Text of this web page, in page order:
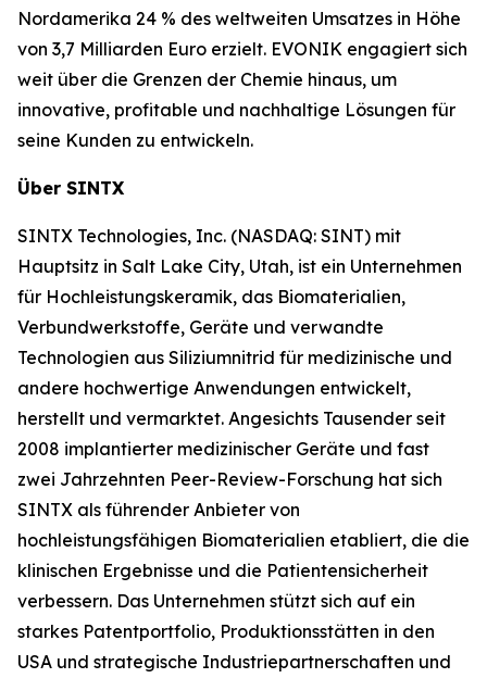
Nordamerika 24 % des weltweiten Umsatzes in Höhe
von 3,7 Milliarden Euro erzielt. EVONIK engagiert sich
weit über die Grenzen der Chemie hinaus, um
innovative, profitable und nachhaltige Lösungen für
seine Kunden zu entwickeln.
Über SINTX
SINTX Technologies, Inc. (NASDAQ: SINT) mit
Hauptsitz in Salt Lake City, Utah, ist ein Unternehmen
für Hochleistungskeramik, das Biomaterialien,
Verbundwerkstoffe, Geräte und verwandte
Technologien aus Siliziumnitrid für medizinische und
andere hochwertige Anwendungen entwickelt,
herstellt und vermarktet. Angesichts Tausender seit
2008 implantierter medizinischer Geräte und fast
zwei Jahrzehnten Peer-Review-Forschung hat sich
SINTX als führender Anbieter von
hochleistungsfähigen Biomaterialien etabliert, die die
klinischen Ergebnisse und die Patientensicherheit
verbessern. Das Unternehmen stützt sich auf ein
starkes Patentportfolio, Produktionsstätten in den
USA und strategische Industriepartnerschaften und